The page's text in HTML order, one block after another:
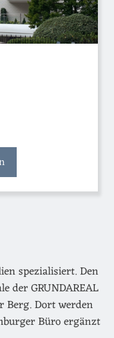
spezialisiert. Den
der GRUNDAREAL
Berg. Dort werden
Büro ergänzt